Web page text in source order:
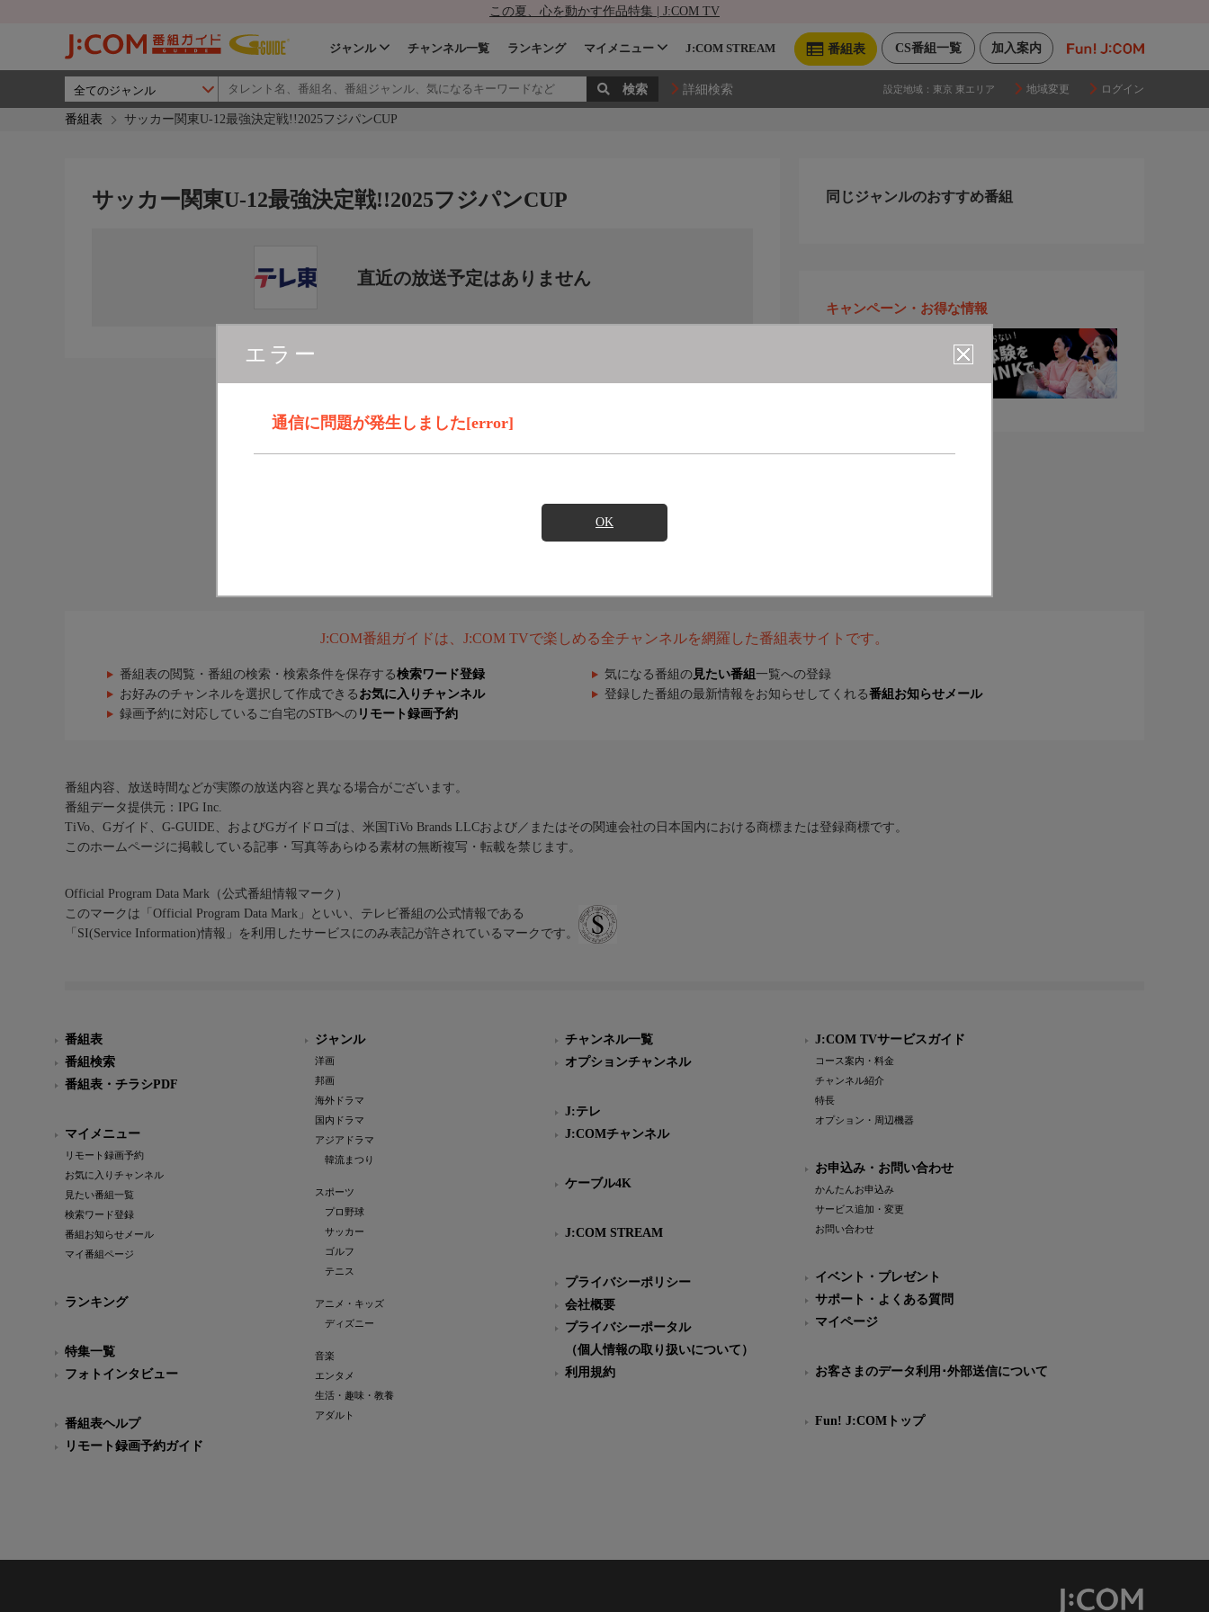
この夏、心を動かす作品特集 | J:COM TV
加入案内
CS番組一覧
番組表
ジャンル チャンネル一覧 ランキング マイメニュー J:COM STREAM
詳細検索 設定地域： 東京 東エリア 地域変更 ログイン
番組表 サッカー関東U-12最強決定戦!!2025フジパンCUP
エラー
通信に問題が発生しました[error]
OK
サッカー関東U-12最強決定戦!!2025フジパンCUP
直近の放送予定はありません
同じジャンルのおすすめ番組
キャンペーン・お得な情報
J:COM番組ガイドは、J:COM TVで楽しめる全チャンネルを網羅した番組表サイトです。
番組表の閲覧・番組の検索・検索条件を保存する検索ワード登録 気になる番組の 見たい番組 一覧への登録
お好みのチャンネルを選択して作成できる お気に入りチャンネル 登録した番組の最新情報をお知らせしてくれる番組お知らせメール
録画予約に対応しているご自宅のSTBへの リモート録画予約
番組内容、放送時間などが実際の放送内容と異なる場合がございます。
番組データ提供元：IPG Inc.
TiVo、Gガイド、G-GUIDE、およびGガイドロゴは、米国TiVo Brands LLCおよび／またはその関連会社の日本国内における商標または登録商標です。
このホームページに掲載している記事・写真等あらゆる素材の無断複写・転載を禁じます。
Official Program Data Mark（公式番組情報マーク）
このマークは「Official Program Data Mark」といい、テレビ番組の公式情報である
「SI(Service Information)情報」を利用したサービスにのみ表記が許されているマークです。
番組表
番組検索
番組表・チラシPDF
マイメニュー
リモート録画予約
お気に入りチャンネル
見たい番組一覧
検索ワード登録
番組お知らせメール
マイ番組ページ
ランキング
特集一覧
フォトインタビュー
番組表ヘルプ
リモート録画予約ガイド
ジャンル
洋画
邦画
海外ドラマ
国内ドラマ
アジアドラマ
韓流まつり
スポーツ
プロ野球
サッカー
ゴルフ
テニス
アニメ・キッズ
ディズニー
音楽
エンタメ
生活・趣味・教養
アダルト
チャンネル一覧
オプションチャンネル
J:テレ
J:COMチャンネル
ケーブル4K
J:COM STREAM
プライバシーポリシー
会社概要
プライバシーポータル
（個人情報の取り扱いについて）
利用規約
J:COM TVサービスガイド
コース案内・料金
チャンネル紹介
特長
オプション・周辺機器
お申込み・お問い合わせ
かんたんお申込み
サービス追加・変更
お問い合わせ
イベント・プレゼント
サポート・よくある質問
マイページ
お客さまのデータ利用･外部送信について
Fun! J:COMトップ